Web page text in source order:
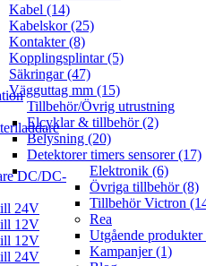
DC/DC-
24V
12V
12V
24V
Kabel (14)
Kabelskor (25)
Kontakter (8)
Kopplingsplintar (5)
Säkringar (47)
Vägguttag mm (15)
Tillbehör/Övrig utrustning
Elcyklar & tillbehör (2)
Belysning (20)
Detektorer timers sensorer (17)
Elektronik (6)
Övriga tillbehör (8)
Tillbehör Victron
Rea
Utgående produkter
Kampanjer (1)